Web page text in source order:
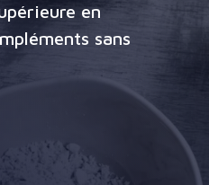
en
sans